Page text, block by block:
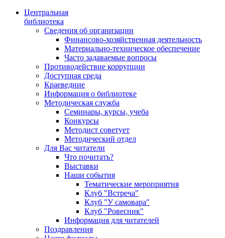
Центральная
библиотека
Сведения об организации
Финансово-хозяйственная деятельность
Материально-техническое обеспечение
Часто задаваемые вопросы
Противодействие коррупции
Доступная среда
Краеведние
Информация о библиотеке
Методическая служба
Семинары, курсы, учеба
Конкурсы
Методист советует
Методический отдел
Для Вас читатели
Что почитать?
Выставки
Наши события
Тематические мероприятия
Клуб "Встреча"
Клуб "У самовара"
Клуб "Ровесник"
Информация для читателей
Поздравления